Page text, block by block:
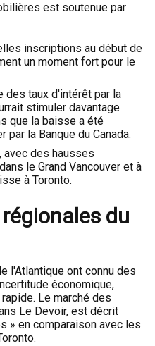
est soutenue par
inscriptions au début de
un moment fort pour le
des taux d'intérêt par la
stimuler davantage
que la baisse a été
la Banque du Canada.
avec des hausses
le Grand Vancouver et à
à Toronto.
du
l'Atlantique ont connu des
économique,
Le marché des
Le Devoir, est décrit
» en comparaison avec les